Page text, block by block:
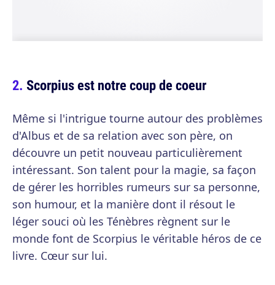
Scorpius est notre coup de coeur
Même si l'intrigue tourne autour des problèmes
d'Albus et de sa relation avec son père, on
découvre un petit nouveau particulièrement
intéressant. Son talent pour la magie, sa façon
de gérer les horribles rumeurs sur sa personne,
son humour, et la manière dont il résout le
léger souci où les Ténèbres règnent sur le
monde font de Scorpius le véritable héros de ce
livre. Cœur sur lui.